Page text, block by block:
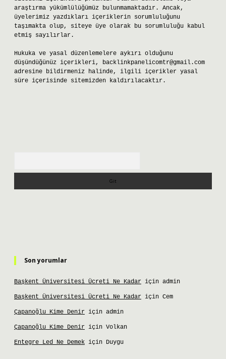
araştırma yükümlülüğümüz bulunmamaktadır. Ancak,
üyelerimiz yazdıkları içeriklerin sorumluluğunu
taşımakta olup, siteye üye olarak bu sorumluluğu kabul
etmiş sayılırlar.
Hukuka ve yasal düzenlemelere aykırı olduğunu
düşündüğünüz içerikleri, backlinkpanelicomtr@gmail.com
adresine bildirmeniz halinde, ilgili içerikler yasal
süre içerisinde sitemizden kaldırılacaktır.
Son yorumlar
Başkent Üniversitesi Ücreti Ne Kadar için admin
Başkent Üniversitesi Ücreti Ne Kadar için Cem
Çapanoğlu Kime Denir için admin
Çapanoğlu Kime Denir için Volkan
Entegre Led Ne Demek için Duygu